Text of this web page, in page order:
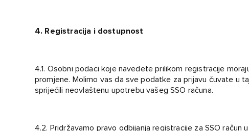
4. Registracija i dostupnost
4.1. Osobni podaci koje navedete prilikom registracije
promjene. Molimo vas da sve podatke za prijavu čuvate u
spriječili neovlaštenu upotrebu vašeg SSO računa.
4.2. Pridržavamo pravo odbijanja registracije za SSO račun